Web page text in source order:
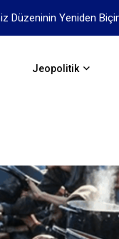
Jeopolitik